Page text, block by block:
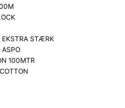
EKSTRA STÆRK
100MTR